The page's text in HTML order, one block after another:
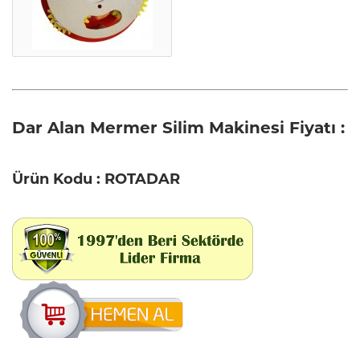
Dar Alan Mermer Silim Makinesi Fiyatı :
Ürün Kodu : ROTADAR